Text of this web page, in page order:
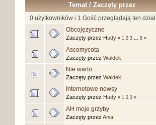
Temat/Zaczęty przez
0 użytkowników i 1 Gość przeglądają ten dział.
Obcojęzyczne
Zaczęty przez Hudy « 1 2 3 8 »
Ascomycota
Zaczęty przez Waldek
Nie warto...
Zaczęty przez Waldek
Internetowe newsy
Zaczęty przez Hudy « 1 2 3 »
AH moje grzyby
Zaczęty przez Ania